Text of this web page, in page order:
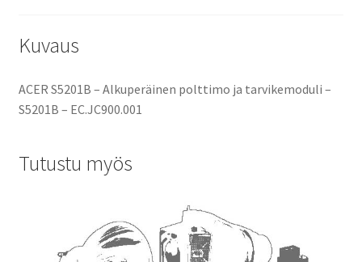
Kuvaus
ACER S5201B – Alkuperäinen polttimo ja tarvikemoduli –
S5201B – EC.JC900.001
Tutustu myös